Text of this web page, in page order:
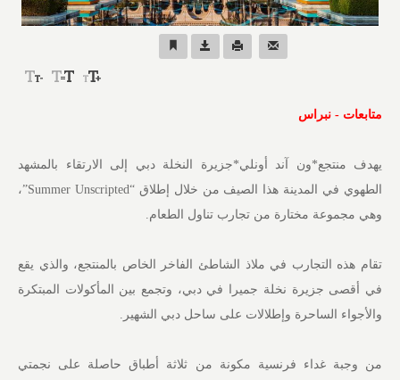
متابعات - نبراس
يهدف منتجع*ون آند أونلي*جزيرة النخلة دبي إلى الارتقاء بالمشهد
الطهوي في المدينة هذا الصيف من خلال إطلاق “Summer Unscripted”،
وهي مجموعة مختارة من تجارب تناول الطعام.
تقام هذه التجارب في ملاذ الشاطئ الفاخر الخاص بالمنتجع، والذي يقع
في أقصى جزيرة نخلة جميرا في دبي، وتجمع بين المأكولات المبتكرة
والأجواء الساحرة وإطلالات على ساحل دبي الشهير.
من وجبة غداء فرنسية مكونة من ثلاثة أطباق حاصلة على نجمتي